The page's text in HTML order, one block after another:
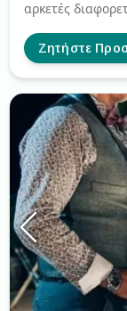
αρκετές
μου με backing
πιανίστα, είτε
επικοινωνία!
Ζητήστε